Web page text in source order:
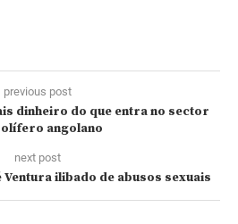
previous post
dinheiro do que entra no sector
angolano
next post
ilibado de abusos sexuais